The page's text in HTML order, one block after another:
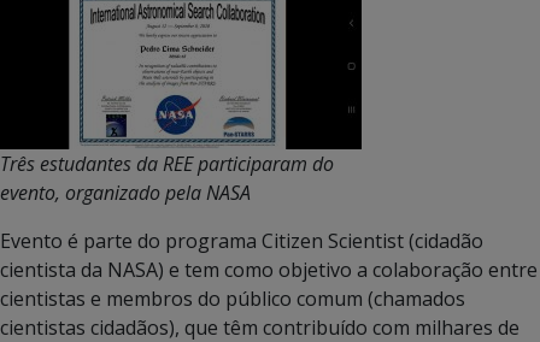
Três estudantes da REE participaram do
evento, organizado pela NASA
Evento é parte do programa Citizen Scientist (cidadão
cientista da NASA) e tem como objetivo a colaboração entre
cientistas e membros do público comum (chamados
cientistas cidadãos), que têm contribuído com milhares de